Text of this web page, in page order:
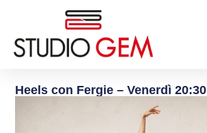
Heels con Fergie – Venerdì 20:30